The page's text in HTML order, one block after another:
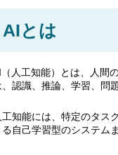
AIとは
人工知能）とは、人間
、認識、推論、学習、問
工知能には、特定のタス
る自己学習型のシステム